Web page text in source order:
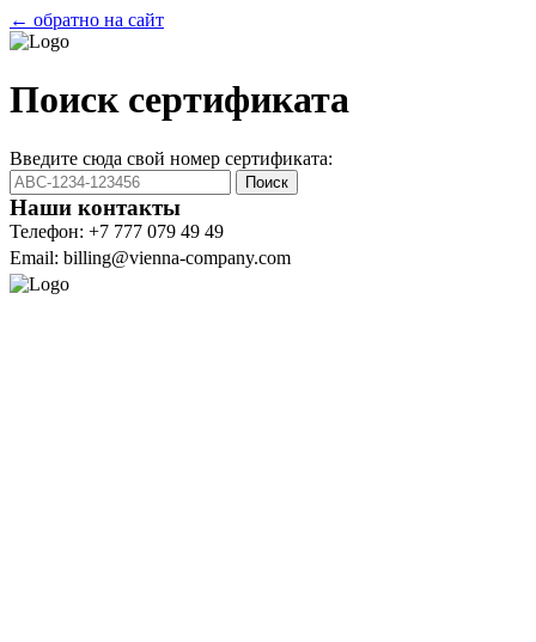
← обратно на сайт
Поиск сертификата
Введите сюда свой номер сертификата:
Поиск
Наши контакты
Телефон: +7 777 079 49 49
Email: billing@vienna-company.com